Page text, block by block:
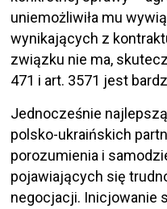
uniemożliwiła mu
wynikających z
związku nie ma,
471 i art. 3571 jest
Jednocześnie
polsko-ukraińskich
porozumienia i
pojawiających się
negocjacji. Inicjowanie